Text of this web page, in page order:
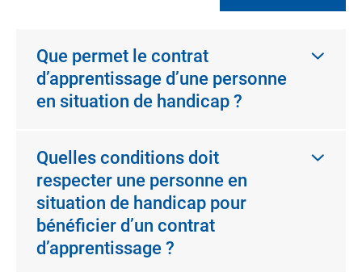
Que permet le contrat
d’apprentissage d’une personne
en situation de handicap ?
Quelles conditions doit
respecter une personne en
situation de handicap pour
bénéficier d’un contrat
d’apprentissage ?